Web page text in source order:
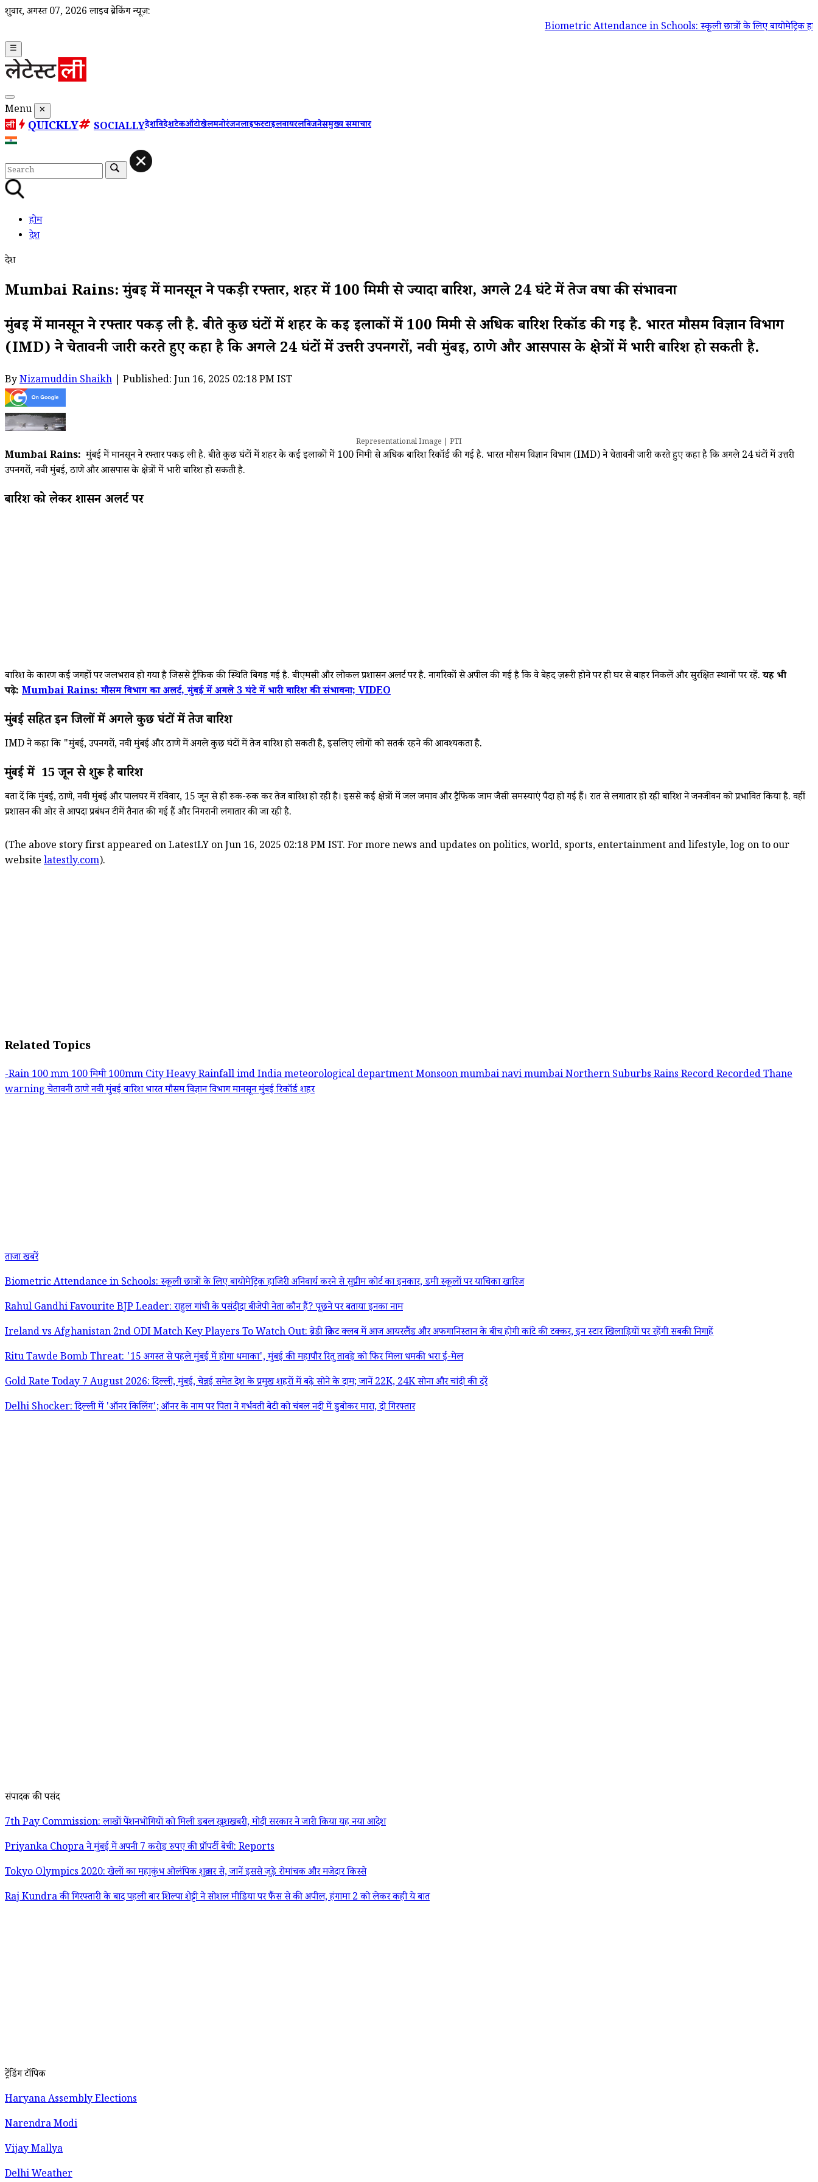
शुक्रवार, अगस्त 07, 2026 लाइव ब्रेकिंग न्यूज़:
Biometric Attendance in Schools: स्कूली छात्रों के लिए बायोमेट्रिक हाजिरी
☰
Menu ✕
QUICKLY SOCIALLYदेशविदेशटेकऑटोखेलमनोरंजनलाइफस्टाइलवायरलबिजनेसमुख्य समाचार
होम
देश
देश
Mumbai Rains: मुंबई में मानसून ने पकड़ी रफ्तार, शहर में 100 मिमी से ज्यादा बारिश, अगले 24 घंटे में तेज वर्षा की संभावना
मुंबई में मानसून ने रफ्तार पकड़ ली है. बीते कुछ घंटों में शहर के कई इलाकों में 100 मिमी से अधिक बारिश रिकॉर्ड की गई है. भारत मौसम विज्ञान विभाग
(IMD) ने चेतावनी जारी करते हुए कहा है कि अगले 24 घंटों में उत्तरी उपनगरों, नवी मुंबई, ठाणे और आसपास के क्षेत्रों में भारी बारिश हो सकती है.
ByNizamuddin Shaikh | Published: Jun 16, 2025 02:18 PM IST
Representational Image | PTI
Mumbai Rains: मुंबई में मानसून ने रफ्तार पकड़ ली है. बीते कुछ घंटों में शहर के कई इलाकों में 100 मिमी से अधिक बारिश रिकॉर्ड की गई है. भारत मौसम विज्ञान विभाग (IMD) ने चेतावनी जारी करते हुए कहा है कि अगले 24 घंटों में उत्तरी
उपनगरों, नवी मुंबई, ठाणे और आसपास के क्षेत्रों में भारी बारिश हो सकती है.
बारिश को लेकर प्रशासन अलर्ट पर
बारिश के कारण कई जगहों पर जलभराव हो गया है जिससे ट्रैफिक की स्थिति बिगड़ गई है. बीएमसी और लोकल प्रशासन अलर्ट पर है. नागरिकों से अपील की गई है कि वे बेहद ज़रूरी होने पर ही घर से बाहर निकलें और सुरक्षित स्थानों पर रहें.यह भी
पढ़े: Mumbai Rains: मौसम विभाग का अलर्ट, मुंबई में अगले 3 घंटे में भारी बारिश की संभावना; VIDEO
मुंबई सहित इन जिलों में अगले कुछ घंटों में तेज बारिश
IMD ने कहा कि "मुंबई, उपनगरों, नवी मुंबई और ठाणे में अगले कुछ घंटों में तेज बारिश हो सकती है, इसलिए लोगों को सतर्क रहने की आवश्यकता है.
मुंबई में 15 जून से शुरू है बारिश
बता दें कि मुंबई, ठाणे, नवी मुंबई और पालघर में रविवार, 15 जून से ही रुक-रुक कर तेज बारिश हो रही है। इससे कई क्षेत्रों में जल जमाव और ट्रैफिक जाम जैसी समस्याएं पैदा हो गई हैं। रात से लगातार हो रही बारिश ने जनजीवन को प्रभावित किया है. वहीं
प्रशासन की ओर से आपदा प्रबंधन टीमें तैनात की गई हैं और निगरानी लगातार की जा रही है.
(The above story first appeared on LatestLY on Jun 16, 2025 02:18 PM IST. For more news and updates on politics, world, sports, entertainment and lifestyle, log on to our
website latestly.com).
Related Topics
-Rain100 mm100 मिमी100mmCityHeavy RainfallimdIndia meteorological departmentMonsoonmumbainavi mumbaiNorthern SuburbsRainsRecordRecordedThane
warningचेतावनीठाणेनवी मुंबईबारिशभारत मौसम विज्ञान विभागमानसूनमुंबईरिकॉर्डशहर
ताजा खबरें
Biometric Attendance in Schools: स्कूली छात्रों के लिए बायोमेट्रिक हाजिरी अनिवार्य करने से सुप्रीम कोर्ट का इनकार, डमी स्कूलों पर याचिका खारिज
Rahul Gandhi Favourite BJP Leader: राहुल गांधी के पसंदीदा बीजेपी नेता कौन हैं? पूछने पर बताया इनका नाम
Ireland vs Afghanistan 2nd ODI Match Key Players To Watch Out: ब्रेडी क्रिकेट क्लब में आज आयरलैंड और अफगानिस्तान के बीच होगी कांटे की टक्कर, इन स्टार खिलाड़ियों पर रहेंगी सबकी निगाहें
Ritu Tawde Bomb Threat: '15 अगस्त से पहले मुंबई में होगा धमाका', मुंबई की महापौर रितु तावड़े को फिर मिला धमकी भरा ई-मेल
Gold Rate Today 7 August 2026: दिल्ली, मुंबई, चेन्नई समेत देश के प्रमुख शहरों में बढ़े सोने के दाम; जानें 22K, 24K सोना और चांदी की दरें
Delhi Shocker: दिल्ली में 'ऑनर किलिंग'; ऑनर के नाम पर पिता ने गर्भवती बेटी को चंबल नदी में डुबोकर मारा, दो गिरफ्तार
संपादक की पसंद
7th Pay Commission: लाखों पेंशनभोगियों को मिली डबल खुशखबरी, मोदी सरकार ने जारी किया यह नया आदेश
Priyanka Chopra ने मुंबई में अपनी 7 करोड़ रुपए की प्रॉपर्टी बेची: Reports
Tokyo Olympics 2020: खेलों का महाकुंभ ओलंपिक शुक्रवार से, जानें इससे जुड़े रोमांचक और मजेदार किस्से
Raj Kundra की गिरफ्तारी के बाद पहली बार शिल्पा शेट्टी ने सोशल मीडिया पर फैंस से की अपील, हंगामा 2 को लेकर कही ये बात
ट्रेंडिंग टॉपिक
Haryana Assembly Elections
Narendra Modi
Vijay Mallya
Delhi Weather